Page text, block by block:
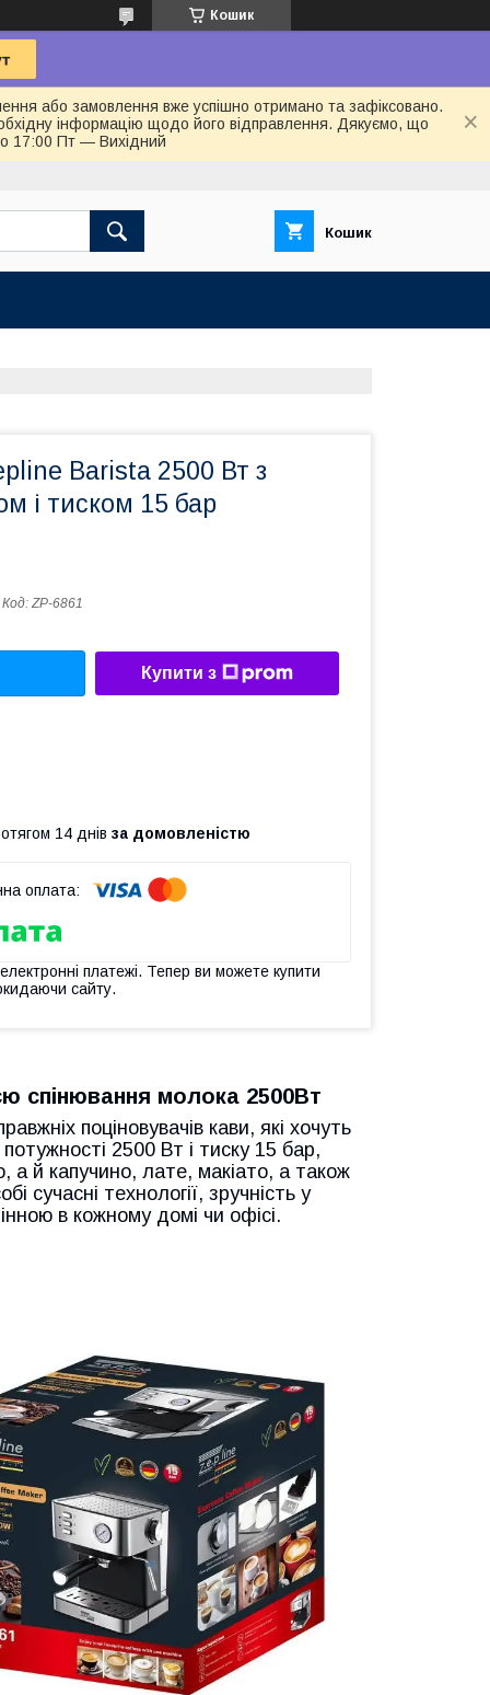
Кошик
або замовлення вже успішно отримано та зафіксовано.
інформацію щодо його відправлення. Дякуємо, що
17:00 Пт — Вихідний
Кошик
Barista 2500 Вт з
і тиском 15 бар
Код: ZP-6861
Купити з
14 днів за домовленістю
платежі. Тепер ви можете купити
сайту.
спінювання молока 2500Вт
поціновувачів кави, які хочуть
2500 Вт і тиску 15 бар,
а й капучино, лате, макіато, а також
сучасні технології, зручність у
в кожному домі чи офісі.